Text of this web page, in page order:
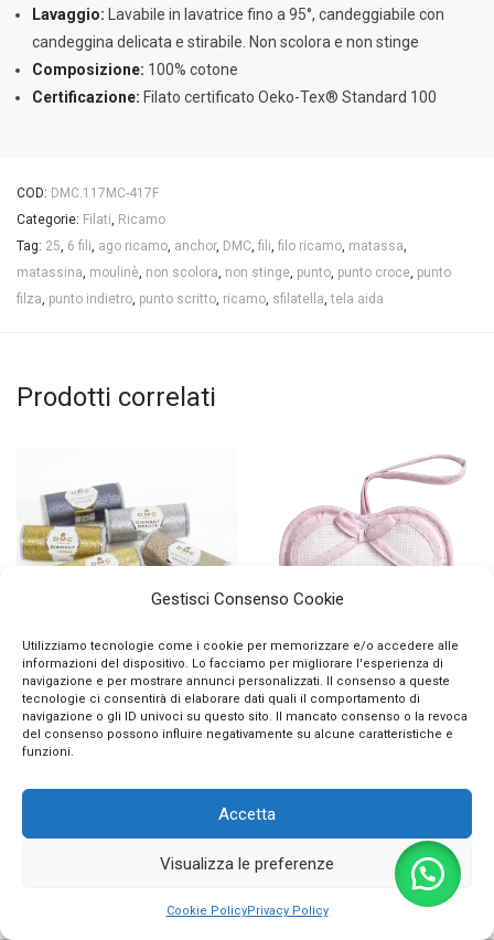
Gestisci Consenso Cookie
Utilizziamo tecnologie come i cookie per memorizzare e/o accedere alle
informazioni del dispositivo. Lo facciamo per migliorare l'esperienza di
navigazione e per mostrare annunci personalizzati. Il consenso a queste
tecnologie ci consentirà di elaborare dati quali il comportamento di
navigazione o gli ID univoci su questo sito. Il mancato consenso o la revoca
del consenso possono influire negativamente su alcune caratteristiche e
funzioni.
Accetta
Visualizza le preferenze
Cookie PolicyPrivacy Policy
Lavaggio: Lavabile in lavatrice fino a 95°, candeggiabile con
candeggina delicata e stirabile. Non scolora e non stinge
Composizione: 100% cotone
Certificazione: Filato certificato Oeko-Tex® Standard 100
COD: DMC.117MC-417F
Categorie: Filati Ricamo
Tag: 25 6 fili ago ricamo anchor, DMC fili filo ricamo matassa
matassina moulinè non scolora non stinge punto punto croce punto
filza punto indietro punto scritto ricamo sfilatella ,tela aida
Prodotti correlati
Filo Ricamo e Gioielli
Diamant Grandé DMC
Metallizzato
Coccarda Nascita AIDA
Ricamabile Punto Croce
Cuore Piquet Pois Brillante